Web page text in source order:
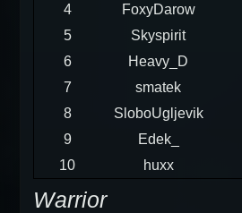
4
FoxyDarow
5
Skyspirit
6
Heavy_D
7
smatek
8
SloboUgljevik
9
Edek_
10
huxx
Warrior